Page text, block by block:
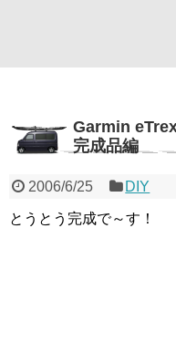
Garmin
完成品編
2006/6/25 DIY
とうとう完成で～す！